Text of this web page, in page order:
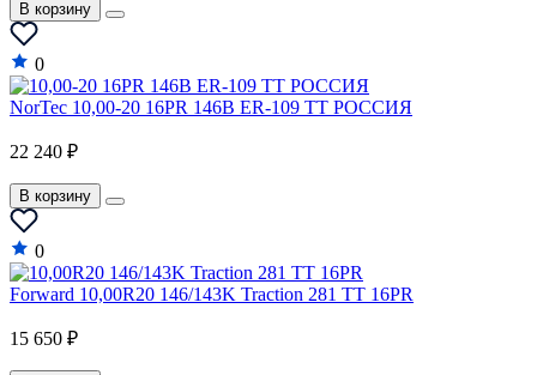
Mercedes-Benz
MG
Mitsubishi
Oldsmobile
В корзину
0
NorTec 10,00-20 16PR 146B ER-109 TT РОССИЯ
22 240 ₽
В корзину
0
Forward 10,00R20 146/143K Traction 281 TT 16PR
15 650 ₽